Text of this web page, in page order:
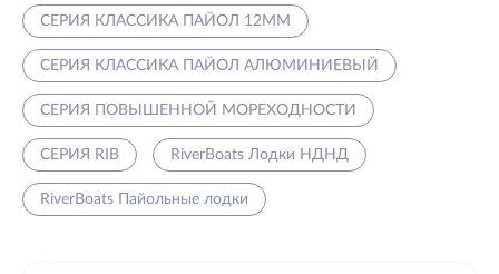
СЕРИЯ КЛАССИКА ПАЙОЛ 12ММ
СЕРИЯ КЛАССИКА ПАЙОЛ АЛЮМИНИЕВЫЙ
СЕРИЯ ПОВЫШЕННОЙ МОРЕХОДНОСТИ
СЕРИЯ RIB RiverBoats Лодки НДНД
RiverBoats Пайольные лодки